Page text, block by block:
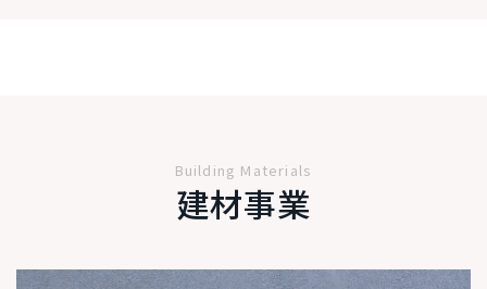
Building Materials
建材事業